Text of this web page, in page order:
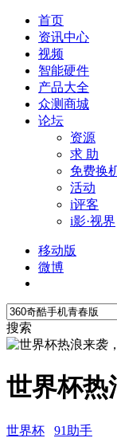
首页
资讯中心
视频
智能硬件
产品大全
众测商城
论坛
资源
求 助
免费换
活动
i评客
i影·视界
移动版
微博
搜索
世界杯热
世界杯
91助手